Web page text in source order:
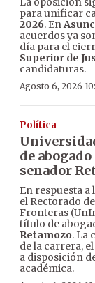
para unificar
2026. En
acuerdos ya
día para el
Superior de
candidaturas.
Agosto 6, 2026
Política
de
senador
En respuesta
el Rectorado
Fronteras
título de
Retamozo. La
de la carrera,
a disposición
académica.